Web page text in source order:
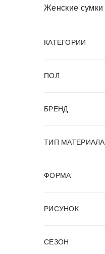
Женские сумки
КАТЕГОРИИ
ПОЛ
БРЕНД
ТИП МАТЕРИАЛА
ФОРМА
РИСУНОК
СЕЗОН